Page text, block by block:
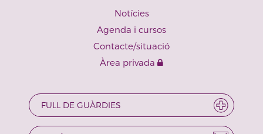
Notícies
Agenda i cursos
Contacte/situació
Àrea privada
FULL DE GUÀRDIES